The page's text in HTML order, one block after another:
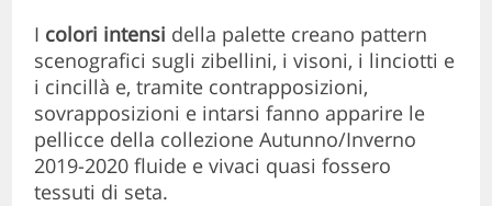
I colori intensi della palette creano pattern
scenografici sugli zibellini, i visoni, i linciotti e
i cincillà e, tramite contrapposizioni,
sovrapposizioni e intarsi fanno apparire le
pellicce della collezione Autunno/Inverno
2019-2020 fluide e vivaci quasi fossero
tessuti di seta.